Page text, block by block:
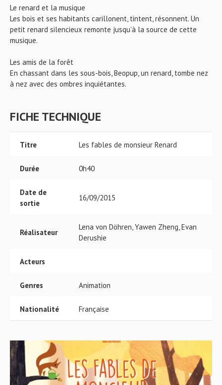
Le renard et la musique
Les bois et ses habitants carillonent, tintent, résonnent. Un
petit renard silencieux remonte jusqu’à la source de cette
musique.
Les amis de la forêt
En chassant dans les sous-bois, Beopup, un renard, tombe nez
à nez avec des ombres inquiétantes.
FICHE TECHNIQUE
Titre Les fables de monsieur Renard
Durée 0h40
Date de
sortie
16/09/2015
Réalisateur
Lena von Döhren, Yawen Zheng, Evan
Derushie
Acteurs
Genres Animation
Nationalité Française